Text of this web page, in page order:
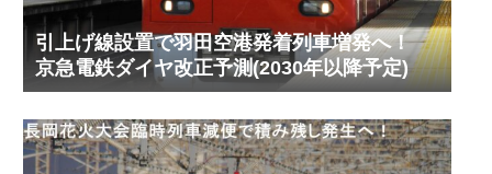
引上げ線設置で羽田空港発着列車増発へ！
京急電鉄ダイヤ改正予測(2030年以降予定)